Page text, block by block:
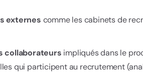
externes comme les cabinets de
collaborateurs impliqués dans le
qui participent au recrutement